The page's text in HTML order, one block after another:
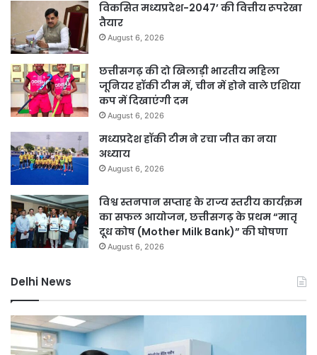
विकसित मध्यप्रदेश-2047’ की वित्तीय रूपरेखा
तैयार
August 6, 2026
छत्तीसगढ़ की दो खिलाड़ी भारतीय महिला
जूनियर हॉकी टीम में, चीन में होने वाले एशिया
कप में दिखाएंगी दम
August 6, 2026
मध्यप्रदेश हॉकी टीम ने रचा जीत का नया
अध्याय
August 6, 2026
विश्व स्तनपान सप्ताह के राज्य स्तरीय कार्यक्रम
का सफल आयोजन, छत्तीसगढ़ के प्रथम “मातृ
दूध कोष (Mother Milk Bank)” की घोषणा
August 6, 2026
Delhi News
दिल्ली
कोर्ट